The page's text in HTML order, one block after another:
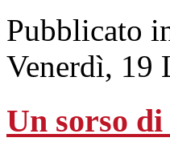
Pubblicato
Venerdì, 19
Un sorso di